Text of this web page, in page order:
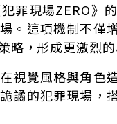
犯罪現場ZERO》
。這項機制不僅
略，形成更激烈的
視覺風格與角色
譎的犯罪現場，